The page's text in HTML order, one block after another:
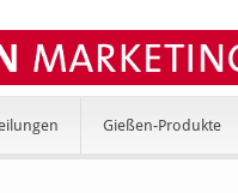
Gießen-Produkte